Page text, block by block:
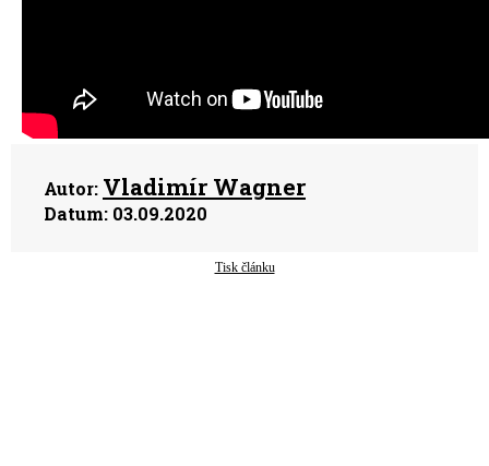
Autor: Vladimír Wagner
Datum: 03.09.2020
Tisk článku